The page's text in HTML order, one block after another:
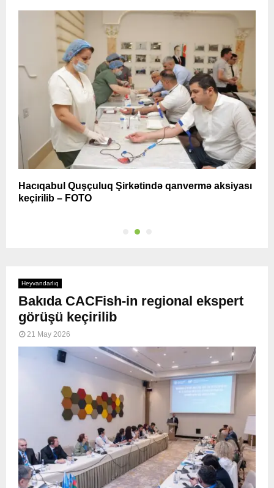
Hacıqabul Quşçuluq Şirkətində qanvermə aksiyası
keçirilib – FOTO
Heyvandarlıq
Bakıda CACFish-in regional ekspert
görüşü keçirilib
21 May 2026